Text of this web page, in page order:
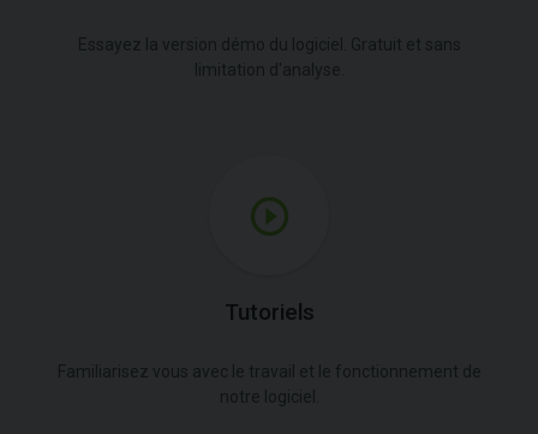
Tutoriels